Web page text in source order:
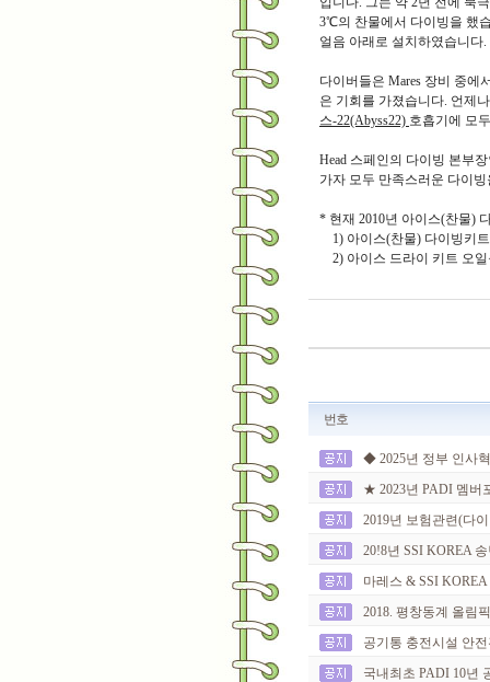
3℃의 찬물에서 다이빙을 했
얼음 아래로 설치하였습니다.
다이버들은 Mares 장비 중에
은 기회를 가졌습니다. 언제
스-22(Abyss22) 호흡기에 모
Head 스페인의 다이빙 본부
가자 모두 만족스러운 다이
* 현재 2010년 아이스(찬물)
1) 아이스(찬물) 다이빙키
2) 아이스 드라이 키트 오일
번호
◆ 2025년 정부 인사
★ 2023년 PADI 멤버
2019년 보험관련(다
20!8년 SSI KOREA
마레스 & SSI
2018. 평창동계 올림
공기통 충전시설 안
국내최초 PADI 10년